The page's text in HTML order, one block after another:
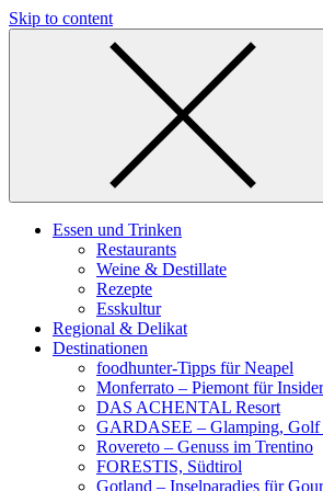
Skip to content
Essen und Trinken
Restaurants
Weine & Destillate
Rezepte
Esskultur
Regional & Delikat
Destinationen
foodhunter-Tipps für Neapel
Monferrato – Piemont für Insider
DAS ACHENTAL Resort
GARDASEE – Glamping, Golf
Rovereto – Genuss im Trentino
FORESTIS, Südtirol
Gotland – Inselparadies für